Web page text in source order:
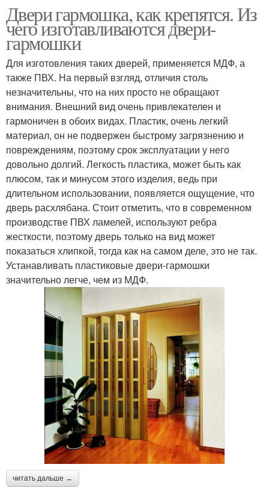
Двери гармошка, как крепятся. Из
чего изготавливаются двери-
гармошки
Для изготовления таких дверей, применяется МДФ, а
также ПВХ. На первый взгляд, отличия столь
незначительны, что на них просто не обращают
внимания. Внешний вид очень привлекателен и
гармоничен в обоих видах. Пластик, очень легкий
материал, он не подвержен быстрому загрязнению и
повреждениям, поэтому срок эксплуатации у него
довольно долгий. Легкость пластика, может быть как
плюсом, так и минусом этого изделия, ведь при
длительном использовании, появляется ощущение, что
дверь расхлябана. Стоит отметить, что в современном
производстве ПВХ ламелей, используют ребра
жесткости, поэтому дверь только на вид может
показаться хлипкой, тогда как на самом деле, это не так.
Устанавливать пластиковые двери-гармошки
значительно легче, чем из МДФ.
читать дальше →